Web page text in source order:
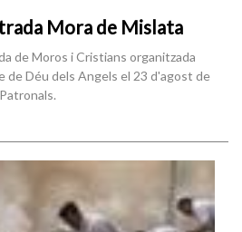
Mora de Mislata
de Moros i Cristians organitzada
de Déu dels Angels el 23 d'agost de